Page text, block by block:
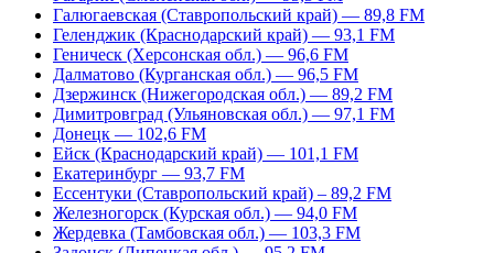
Галюгаевская (Ставропольский край) — 89,8 FM
Геленджик (Краснодарский край) — 93,1 FM
Геническ (Херсонская обл.) — 96,6 FM
Далматово (Курганская обл.) — 96,5 FM
Дзержинск (Нижегородская обл.) — 89,2 FM
Димитровград (Ульяновская обл.) — 97,1 FM
Донецк — 102,6 FM
Ейск (Краснодарский край) — 101,1 FM
Екатеринбург — 93,7 FM
Ессентуки (Ставропольский край) – 89,2 FM
Железногорск (Курская обл.) — 94,0 FM
Жердевка (Тамбовская обл.) — 103,3 FM